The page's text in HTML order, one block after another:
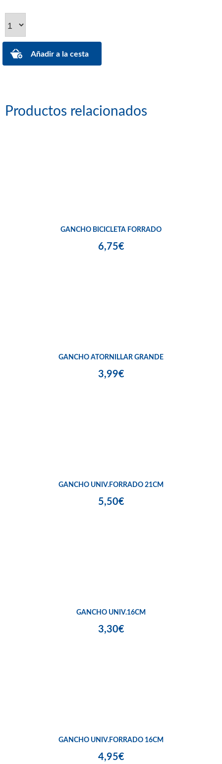
Productos relacionados
GANCHO BICICLETA FORRADO
6,75€
GANCHO ATORNILLAR GRANDE
3,99€
GANCHO UNIV.FORRADO 21CM
5,50€
GANCHO UNIV.16CM
3,30€
GANCHO UNIV.FORRADO 16CM
4,95€